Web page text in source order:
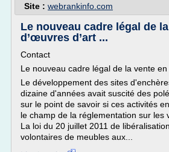
Site : webrankinfo.com
Le nouveau cadre légal de
d’œuvres d’art ...
Contact
Le nouveau cadre légal de la vente
Le développement des sites
dizaine d'années avait suscité des
sur le point de savoir si ces activités
le champ de la réglementation sur les
La loi du 20 juillet 2011 de
volontaires de meubles aux...